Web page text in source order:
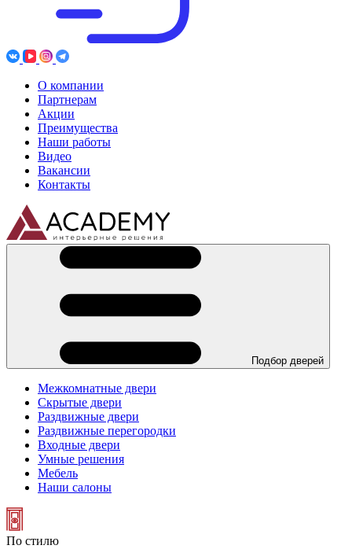
О компании
Партнерам
Акции
Преимущества
Наши работы
Видео
Вакансии
Контакты
Подбор дверей
Межкомнатные двери
Скрытые двери
Раздвижные двери
Раздвижные перегородки
Входные двери
Умные решения
Мебель
Наши салоны
По стилю